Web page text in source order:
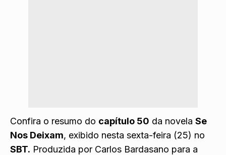
Confira o resumo do capítulo 50 da novela Se
Nos Deixam, exibido nesta sexta-feira (25) no
SBT. Produzida por Carlos Bardasano para a